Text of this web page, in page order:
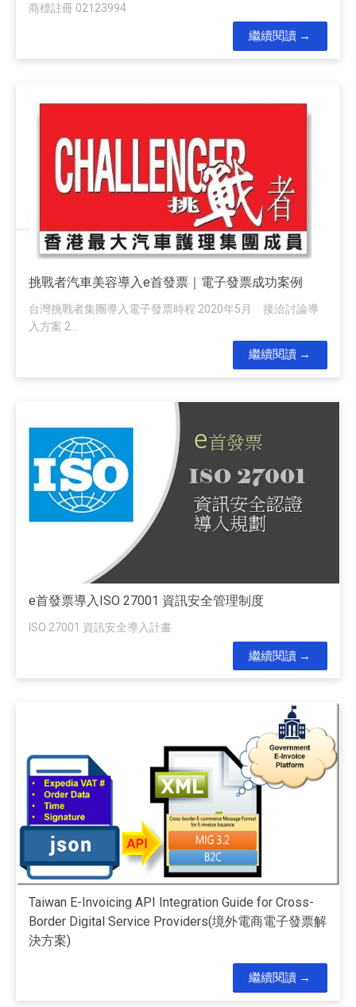
商標註冊 02123994
繼續閱讀
挑戰者汽車美容導入e首發票｜電子發票成功案例
台灣挑戰者集團導入電子發票時程 2020年5月 接洽討論導
入方案 2...
繼續閱讀
e首發票導入ISO 27001 資訊安全管理制度
ISO 27001 資訊安全導入計畫
繼續閱讀
Taiwan E-Invoicing API Integration Guide for Cross-
Border Digital Service Providers(境外電商電子發票解
決方案)
繼續閱讀